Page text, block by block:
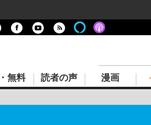
無料 読者の声 漫画